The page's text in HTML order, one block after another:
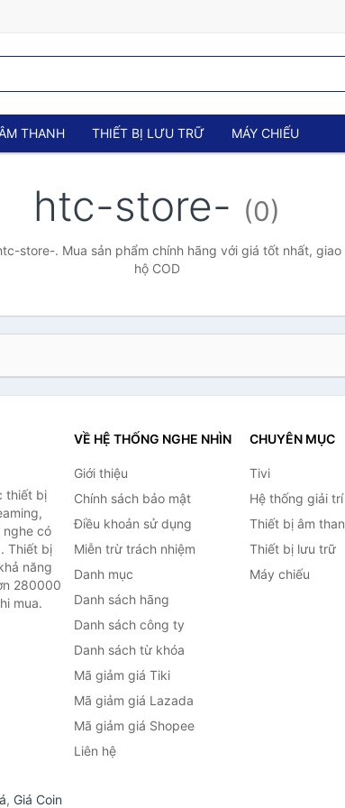
THANH THIẾT BỊ LƯU TRỮ MÁY CHIẾU
htc-store- (0)
store-. Mua sản phẩm chính hãng với giá tốt nhất,
hộ COD
thiết bị
nghe có
Thiết bị
năng
280000
mua.
VỀ HỆ THỐNG NGHE NHÌN
Giới thiệu
Chính sách bảo mật
Điều khoản sử dụng
Miễn trừ trách nhiệm
Danh mục
Danh sách hãng
Danh sách công ty
Danh sách từ khóa
Mã giảm giá Tiki
Mã giảm giá Lazada
Mã giảm giá Shopee
Liên hệ
CHUYÊN MỤC
Tivi
Hệ thống giải trí
Thiết bị âm
Thiết bị lưu trữ
Máy chiếu
, Giá Coin